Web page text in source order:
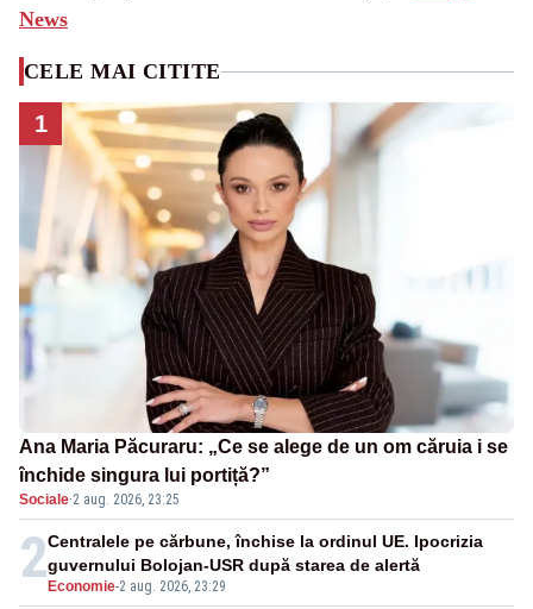
News
CELE MAI CITITE
1
Ana Maria Păcuraru: „Ce se alege de un om căruia i se
închide singura lui portiță?”
Sociale·2 aug. 2026, 23:25
2 Economie-2 aug. 2026, 23:29
Centralele pe cărbune, închise la ordinul UE. Ipocrizia
guvernului Bolojan-USR după starea de alertă